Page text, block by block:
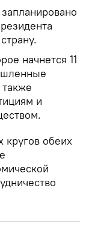
начнется 11
и
кругов обеих